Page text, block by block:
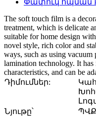
Փափուկ հպման
The soft touch film is a
treatment, which is delicate
suitable for home design
novel style, rich color and
ways, such as using
lamination technology. It
characteristics, and can be
Դիմումներ:
Նյութը՝
ՊՎՔ